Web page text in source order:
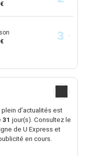
plein d’actualités est
31 jour(s). Consultez le
de U Express et
en cours.